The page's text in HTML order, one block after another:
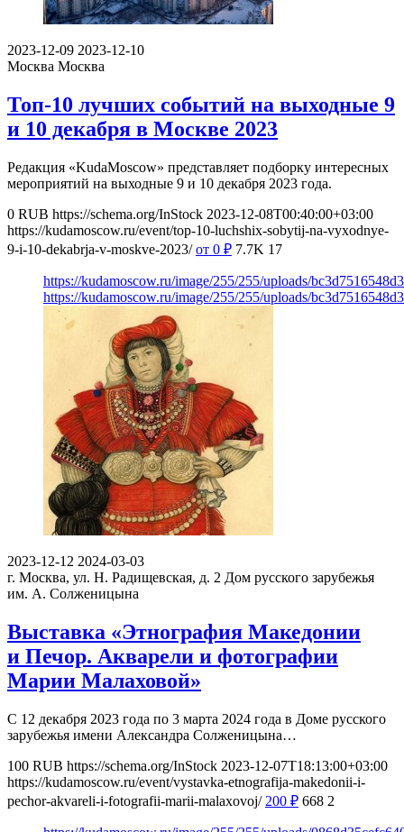
2023-12-09 2023-12-10
Москва Москва
Топ-10 лучших событий на выходные 9
и 10 декабря в Москве 2023
Редакция «KudaMoscow» представляет подборку интересных
мероприятий на выходные 9 и 10 декабря 2023 года.
0 RUB https://schema.org/InStock 2023-12-08T00:40:00+03:00
https://kudamoscow.ru/event/top-10-luchshix-sobytij-na-vyxodnye-
9-i-10-dekabrja-v-moskve-2023/ от 0 ₽ 7.7K 17
https://kudamoscow.ru/image/255/255/uploads/
https://kudamoscow.ru/image/255/255/uploads/
2023-12-12 2024-03-03
г. Москва, ул. Н. Радищевская, д. 2 Дом русского зарубежья
им. А. Солженицына
Выставка «Этнография Македонии
и Печор. Акварели и фотографии
Марии Малаховой»
С 12 декабря 2023 года по 3 марта 2024 года в Доме русского
зарубежья имени Александра Солженицына…
100 RUB https://schema.org/InStock 2023-12-07T18:13:00+03:00
https://kudamoscow.ru/event/vystavka-etnografija-makedonii-i-
pechor-akvareli-i-fotografii-marii-malaxovoj/ 200 ₽ 668 2